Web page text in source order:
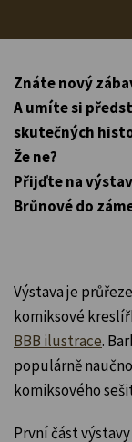
Znáte nový
A umíte si
skutečných
Že ne?
Přijďte na
Brůnové do
Výstava je
komiksové
BBB ilustrace.
populárně
komiksového
První část